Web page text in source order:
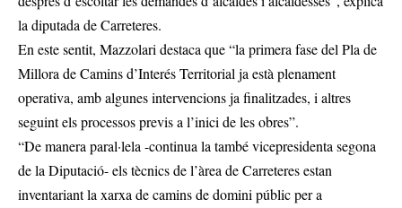
la diputada de Carreteres.
En este sentit, Mazzolari destaca que “la primera fase del Pla de
Millora de Camins d’Interés Territorial ja està plenament
operativa, amb algunes intervencions ja finalitzades, i altres
seguint els processos previs a l’inici de les obres”.
“De manera paral·lela -continua la també vicepresidenta segona
de la Diputació- els tècnics de l’àrea de Carreteres estan
inventariant la xarxa de camins de domini públic per a